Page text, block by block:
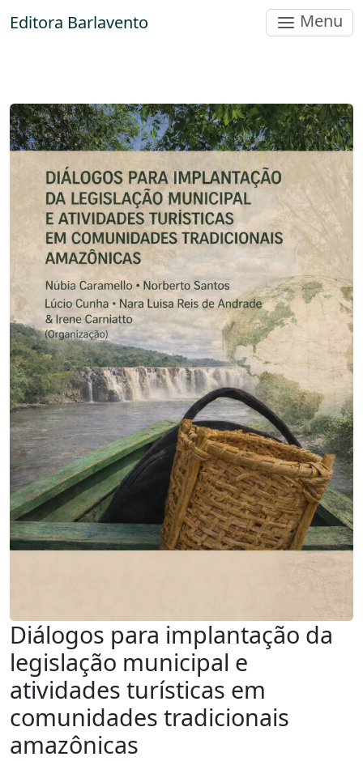
Editora Barlavento Menu
Diálogos para implantação da
legislação municipal e
atividades turísticas em
comunidades tradicionais
amazônicas